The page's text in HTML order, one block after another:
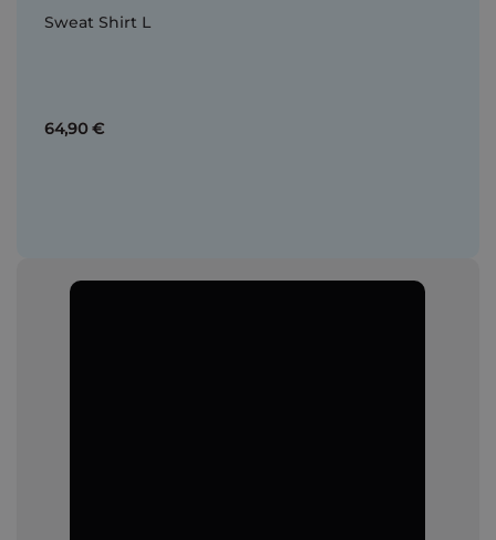
Sweat Shirt L
64,90 €